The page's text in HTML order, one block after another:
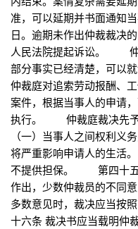
准，可以延期并书面通知
日。逾期未作出仲裁裁决
人民法院提起诉讼。 仲
部分事实已经清楚，可
仲裁庭对追索劳动报酬、
案件，根据当事人的申请
执行。 仲裁庭裁决先
（一）当事人之间权利
将严重影响申请人的生
不提供担保。 第四十五
作出，少数仲裁员的不同
多数意见时，裁决应当
十六条 裁决书应当载明仲